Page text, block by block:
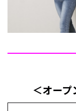
＜オー